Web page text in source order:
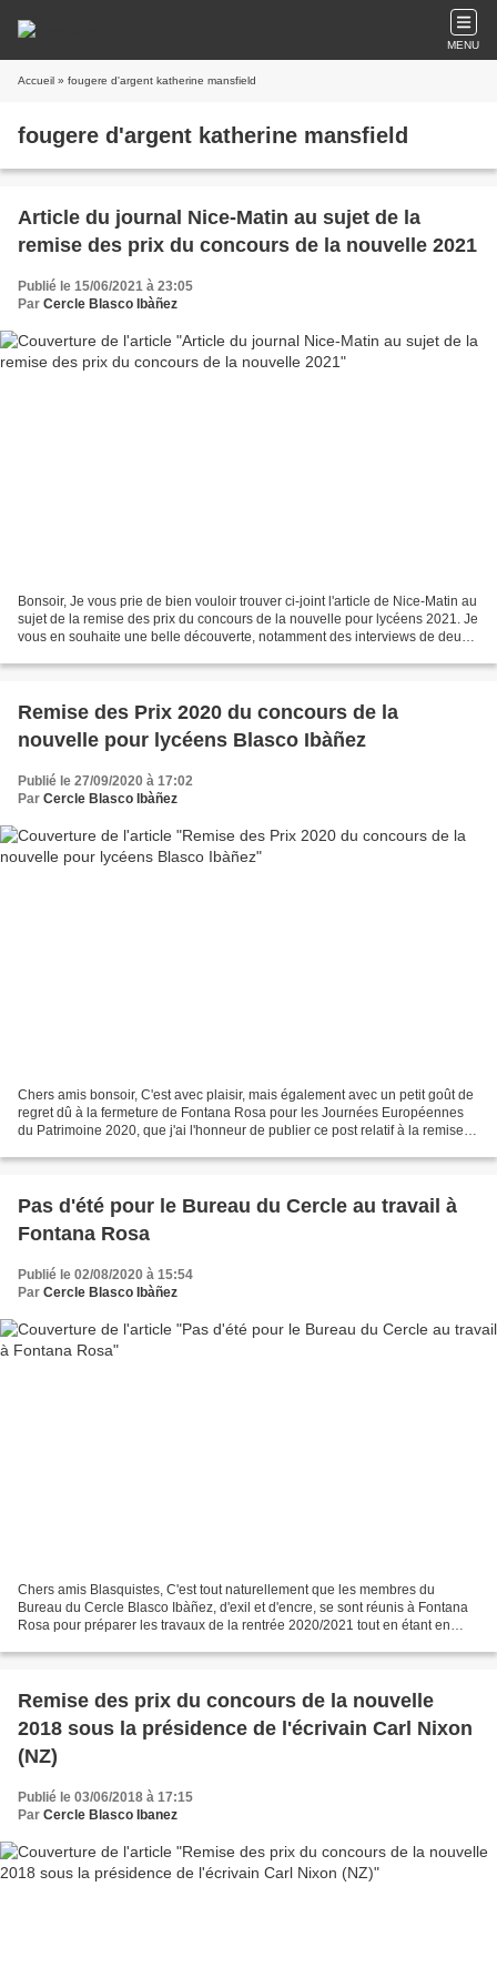
MENU
Accueil » fougere d'argent katherine mansfield
fougere d'argent katherine mansfield
Article du journal Nice-Matin au sujet de la
remise des prix du concours de la nouvelle 2021
Publié le 15/06/2021 à 23:05
Par Cercle Blasco Ibàñez
Bonsoir, Je vous prie de bien vouloir trouver ci-joint l'article de Nice-Matin au
sujet de la remise des prix du concours de la nouvelle pour lycéens 2021. Je
vous en souhaite une belle découverte, notamment des interviews de deux
Remise des Prix 2020 du concours de la
nouvelle pour lycéens Blasco Ibàñez
Publié le 27/09/2020 à 17:02
Par Cercle Blasco Ibàñez
Chers amis bonsoir, C'est avec plaisir, mais également avec un petit goût de
regret dû à la fermeture de Fontana Rosa pour les Journées Européennes
du Patrimoine 2020, que j'ai l'honneur de publier ce post relatif à la remise
Pas d'été pour le Bureau du Cercle au travail à
Fontana Rosa
Publié le 02/08/2020 à 15:54
Par Cercle Blasco Ibàñez
Chers amis Blasquistes, C'est tout naturellement que les membres du
Bureau du Cercle Blasco Ibàñez, d'exil et d'encre, se sont réunis à Fontana
Rosa pour préparer les travaux de la rentrée 2020/2021 tout en étant en
Remise des prix du concours de la nouvelle
2018 sous la présidence de l'écrivain Carl Nixon
(NZ)
Publié le 03/06/2018 à 17:15
Par Cercle Blasco Ibanez